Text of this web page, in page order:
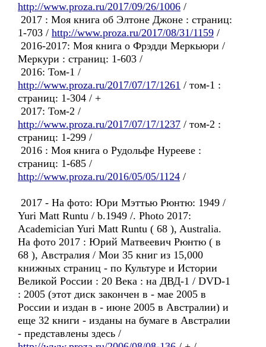
http://www.proza.ru/2017/09/26/1006 /
2017 : Моя книга об Элтоне Джоне : страниц:
1-703 / http://www.proza.ru/2017/08/31/1159 /
2016-2017: Моя книга о Фрэдди Меркьюри /
Меркури : страниц: 1-603 /
2016: Том-1 /
http://www.proza.ru/2017/07/17/1261 / том-1 :
страниц: 1-304 / +
2017: Том-2 /
http://www.proza.ru/2017/07/17/1237 / том-2 :
страниц: 1-299 /
2016 : Моя книга о Рудольфе Нурееве :
страниц: 1-685 /
http://www.proza.ru/2016/05/05/1124 /
2017 - На фото: Юри Мэттью Рюнтю: 1949 /
Yuri Matt Runtu / b.1949 /. Photo 2017:
Academician Yuri Matt Runtu ( 68 ), Australia.
На фото 2017 : Юрий Матвеевич Рюнтю ( в
68 ), Австралия / Мои 35 книг из 15,000
книжных страниц - по Культуре и Истории
Великой России : 20 Века : на ДВД-1 / DVD-1
: 2005 (этот диск закончен в - мае 2005 в
России и издан в - июне 2005 в Австралии) и
еще 32 книги - изданы на бумаге в Австралии
- представлены здесь /